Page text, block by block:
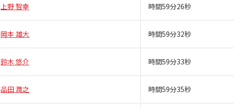
上野 智幸 時間59分26秒
岡本 雄大 時間59分32秒
鈴木 悠介 時間59分33秒
品田 潤之 時間59分35秒